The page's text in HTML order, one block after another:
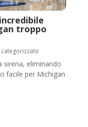
troppo
sirena, eliminando
facile per Michigan